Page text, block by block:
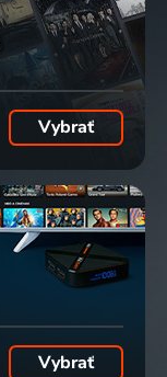
Vybrať
Vybrať